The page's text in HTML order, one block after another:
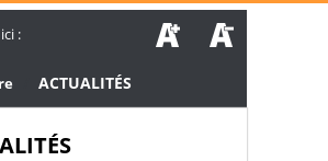
:
ACTUALITÉS